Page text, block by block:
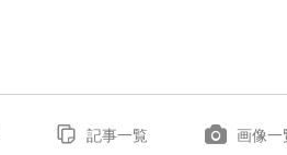
記事一覧 画像一